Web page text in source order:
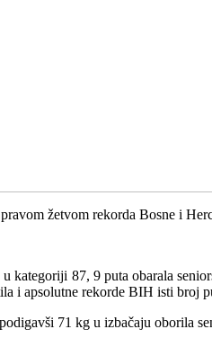
žetvom rekorda Bosne i
87, 9 puta obarala
i apsolutne rekorde BIH isti broj
71 kg u izbačaju oborila